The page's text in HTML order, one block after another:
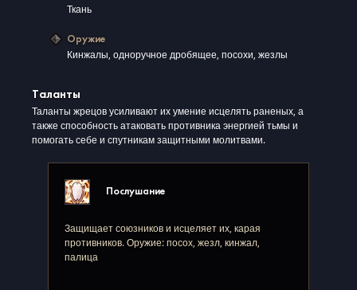
Ткань
Оружие
Кинжалы, одноручное дробящее, посохи, жезлы
Таланты
Таланты жрецов усиливают их умение исцелять раненых, а
также способность атаковать противника энергией тьмы и
помогать себе и спутникам защитными молитвами.
Послушание
Защищает союзников и исцеляет их, карая
противников. Оружие: посох, жезл, кинжал,
палица